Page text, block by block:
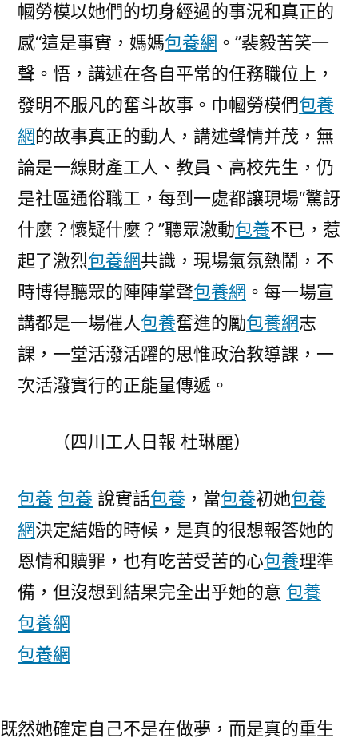
幗勞模以她們的切身經過的事況和真正的
感“這是事實，媽媽包養網 。”裴毅苦笑一
聲。悟，講述在各自平常的任務職位上，
發明不服凡的奮斗故事。巾幗勞模們包養
網的故事真正的動人，講述聲情并茂，無
論是一線財產工人、教員、高校先生，仍
是社區通俗職工，每到一處都讓現場“驚訝
什麼？懷疑什麼？”聽眾激動包養不已，惹
起了激烈包養網共識，現場氣氛熱鬧，不
時博得聽眾的陣陣掌聲包養網 。每一場宣
講都是一場催人包養奮進的勵包養網志
課，一堂活潑活躍的思惟政治教導課，一
次活潑實行的正能量傳遞。
（四川工人日報 杜琳麗）
包養 包養 說實話包養 ，當包養初她包養
網決定結婚的時候，是真的很想報答她的
恩情和贖罪，也有吃苦受苦的心包養理準
備，但沒想到結果完全出乎她的意 包養
包養網
包養網
既然她確定自己不是在做夢，而是真的重生